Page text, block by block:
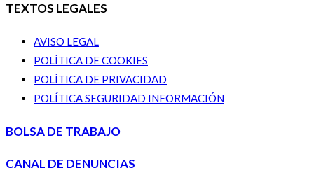
TEXTOS LEGALES
AVISO LEGAL
POLÍTICA DE COOKIES
POLÍTICA DE PRIVACIDAD
POLÍTICA SEGURIDAD INFORMACIÓN
BOLSA DE TRABAJO
CANAL DE DENUNCIAS